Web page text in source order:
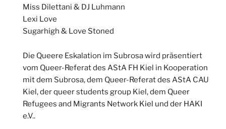
Miss Dilettani & DJ Luhmann
Lexi Love
Sugarhigh & Love Stoned
Die Queere Eskalation im Subrosa wird präsentiert
vom Queer-Referat des AStA FH Kiel in Kooperation
mit dem Subrosa, dem Queer-Referat des AStA CAU
Kiel, der queer students group Kiel, dem Queer
Refugees and Migrants Network Kiel und der HAKI
e.V..